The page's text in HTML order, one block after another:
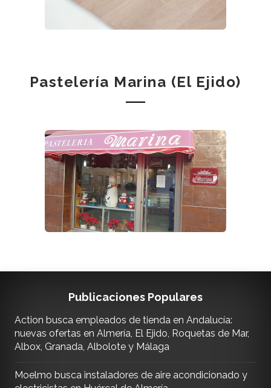
Pastelería Marina (El Ejido)
Publicaciones Populares
Action busca empleados de tienda en Andalucía:
nuevas ofertas en Almería, El Ejido, Roquetas de Mar,
Albox, Granada, Albolote y Málaga
Moelmo busca instaladores de aire acondicionado y